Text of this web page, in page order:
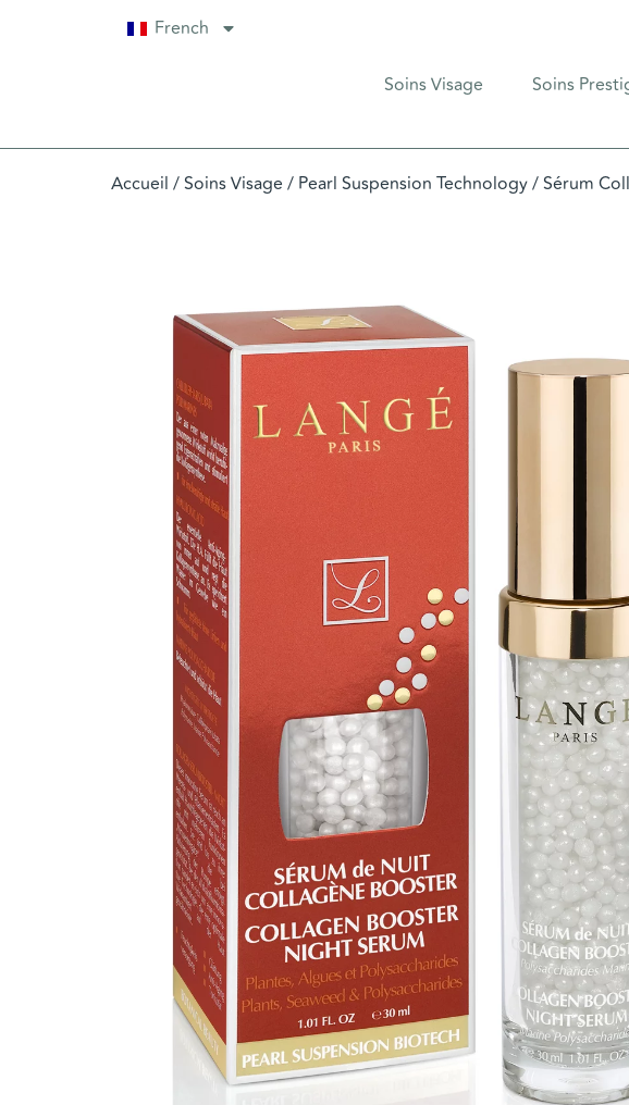
French
Soins Visage Soins
Accueil /Soins Visage / Pearl Suspension Technology/ Sérum